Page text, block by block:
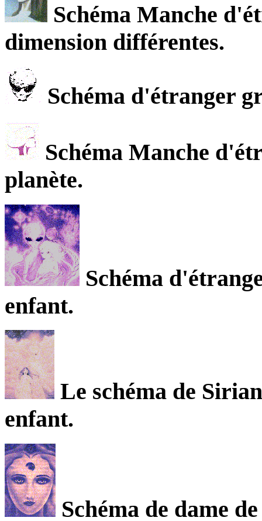
Schéma Manche
dimension différentes.
Schéma d'étranger
Schéma Manche
planète.
Schéma
enfant.
Le schéma de
enfant.
Schéma de dame